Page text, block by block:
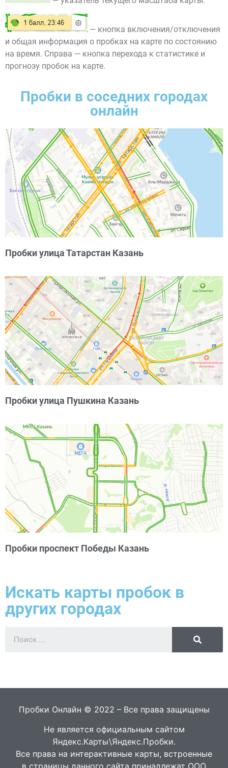
— кнопка включения/отключения
и общая информация о пробках на карте по состоянию
на время. Справа — кнопка перехода к статистике и
прогнозу пробок на карте.
Пробки в соседних городах
онлайн
Пробки улица Татарстан Казань
Пробки улица Пушкина Казань
Пробки проспект Победы Казань
Искать карты пробок в
других городах
Пробки Онлайн © 2022 – Все права защищены
Не является официальным сайтом
Яндекс.Карты\Яндекс.Пробки.
Все права на интерактивные карты, встроенные
в страницы данного сайта принадлежат ООО